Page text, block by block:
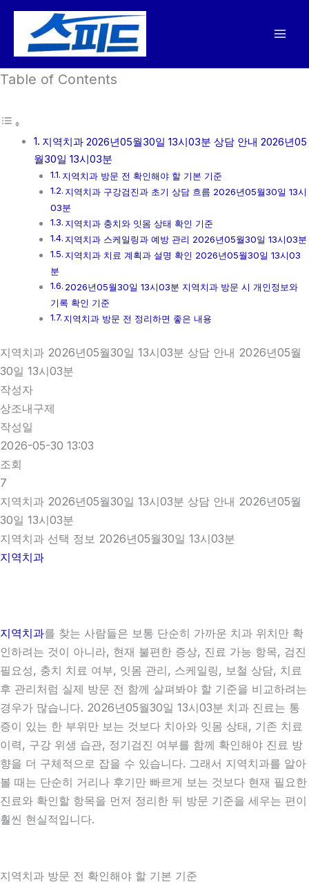
건
뛰
Table of Contents
지역치과 2026년05월30일 13시03분 상담 안내 2026년05
월30일 13시03분
지역치과 방문 전 확인해야 할 기본 기준
지역치과 구강검진과 초기 상담 흐름 2026년05월30일 13시
03분
지역치과 충치와 잇몸 상태 확인 기준
지역치과 스케일링과 예방 관리 2026년05월30일 13시03분
지역치과 치료 계획과 설명 확인 2026년05월30일 13시03
분
2026년05월30일 13시03분 지역치과 방문 시 개인정보와
기록 확인 기준
지역치과 방문 전 정리하면 좋은 내용
지역치과 2026년05월30일 13시03분 상담 안내 2026년05월
30일 13시03분
작성자
상조내구제
작성일
2026-05-30 13:03
조회
7
지역치과 2026년05월30일 13시03분 상담 안내 2026년05월
30일 13시03분
지역치과 선택 정보 2026년05월30일 13시03분
지역치과
지역치과를 찾는 사람들은 보통 단순히 가까운 치과 위치만 확
인하려는 것이 아니라, 현재 불편한 증상, 진료 가능 항목, 검진
필요성, 충치 치료 여부, 잇몸 관리, 스케일링, 보철 상담, 치료
후 관리처럼 실제 방문 전 함께 살펴봐야 할 기준을 비교하려는
경우가 많습니다. 2026년05월30일 13시03분 치과 진료는 통
증이 있는 한 부위만 보는 것보다 치아와 잇몸 상태, 기존 치료
이력, 구강 위생 습관, 정기검진 여부를 함께 확인해야 진료 방
향을 더 구체적으로 잡을 수 있습니다. 그래서 지역치과를 알아
볼 때는 단순히 거리나 후기만 빠르게 보는 것보다 현재 필요한
진료와 확인할 항목을 먼저 정리한 뒤 방문 기준을 세우는 편이
훨씬 현실적입니다.
지역치과 방문 전 확인해야 할 기본 기준